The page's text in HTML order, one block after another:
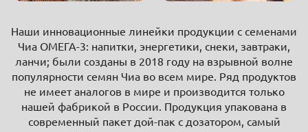
Наши инновационные линейки продукции с семенами
Чиа ОМЕГА-3: напитки, энергетики, снеки, завтраки,
ланчи; были созданы в 2018 году на взрывной волне
популярности семян Чиа во всем мире. Ряд продуктов
не имеет аналогов в мире и производится только
нашей фабрикой в России. Продукция упакована в
современный пакет дой-пак с дозатором, самый